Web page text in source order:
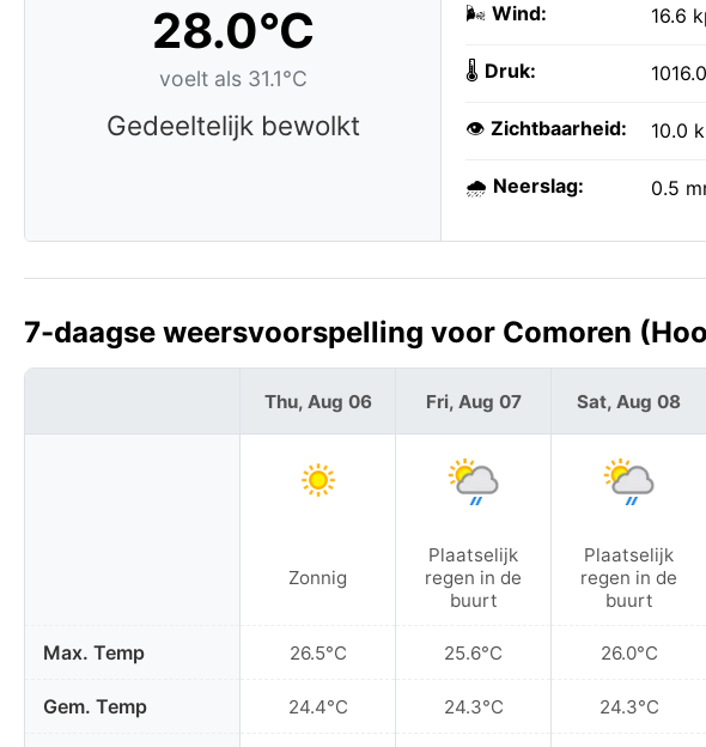
28.0°C
voelt als 31.1°C
Gedeeltelijk bewolkt
🌬️ Wind: 16.6
🌡️ Druk:
👁️ Zichtbaarheid: 10.0
🌧️ Neerslag: 0.5
7-daagse weersvoorspelling voor Comoren
Max. Temp
Gem. Temp
Thu, Aug 06
Zonnig
26.5°C
24.4°C
Fri, Aug 07
Plaatselijk
regen in de
buurt
25.6°C
24.3°C
Sat, Aug 08
Plaatselijk
regen in de
buurt
26.0°C
24.3°C